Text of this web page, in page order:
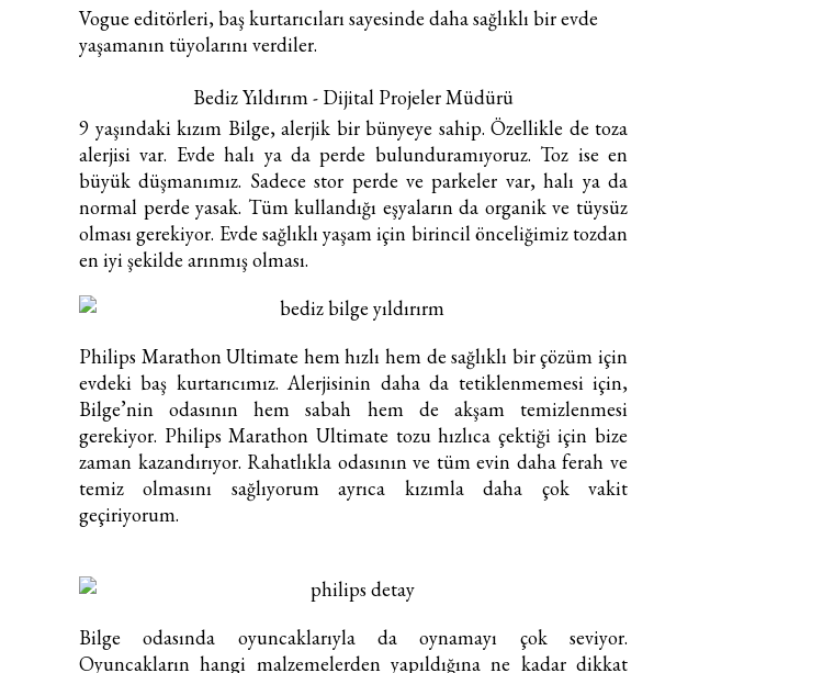
Vogue editörleri, baş kurtarıcıları sayesinde daha sağlıklı bir evde
yaşamanın tüyolarını verdiler.
Bediz Yıldırım - Dijital Projeler Müdürü
9 yaşındaki kızım Bilge, alerjik bir bünyeye sahip. Özellikle de toza
alerjisi var. Evde halı ya da perde bulunduramıyoruz. Toz ise en
büyük düşmanımız. Sadece stor perde ve parkeler var, halı ya da
normal perde yasak. Tüm kullandığı eşyaların da organik ve tüysüz
olması gerekiyor. Evde sağlıklı yaşam için birincil önceliğimiz tozdan
en iyi şekilde arınmış olması.
Philips Marathon Ultimate hem hızlı hem de sağlıklı bir çözüm için
evdeki baş kurtarıcımız. Alerjisinin daha da tetiklenmemesi için,
Bilge’nin odasının hem sabah hem de akşam temizlenmesi
gerekiyor. Philips Marathon Ultimate tozu hızlıca çektiği için bize
zaman kazandırıyor. Rahatlıkla odasının ve tüm evin daha ferah ve
temiz olmasını sağlıyorum ayrıca kızımla daha çok vakit
geçiriyorum.
Bilge odasında oyuncaklarıyla da oynamayı çok seviyor.
Oyuncakların hangi malzemelerden yapıldığına ne kadar dikkat